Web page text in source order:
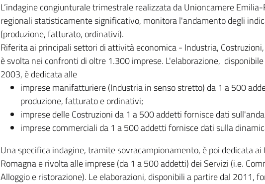
L’indagine congiunturale trimestrale realizzata da Unioncamere
regionali statisticamente significativo, monitora l'andamento degli
(produzione, fatturato, ordinativi).
Riferita ai principali settori di attività economica - Industria,
è svolta nei confronti di oltre 1.300 imprese. L'elaborazione,
2003, è dedicata alle
imprese manifatturiere (Industria in senso stretto) da 1 a 500
produzione, fatturato e ordinativi;
imprese delle Costruzioni da 1 a 500 addetti fornisce dati
imprese commerciali da 1 a 500 addetti fornisce dati sulla
Una specifica indagine, tramite sovracampionamento, è poi dedicata
Romagna e rivolta alle imprese (da 1 a 500 addetti) dei Servizi (i.e.
Alloggio e ristorazione). Le elaborazioni, disponibili a partire dal 2011,